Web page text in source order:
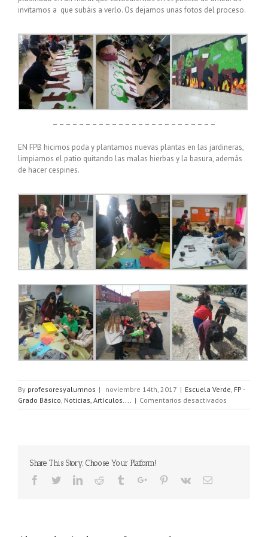
invitamos a que subáis a verlo. Os dejamos unas fotos del proceso.
– – – – – – – – – – – – – – – – – – – – – – – – –
EN FPB hicimos poda y plantamos nuevas plantas en las jardineras,
limpiamos el patio quitando las malas hierbas y la basura, además
de hacer cespines.
By profesoresyalumnos | noviembre 14th, 2017 | Escuela Verde, FP -
Grado Básico, Noticias, Artículos.... | Comentarios desactivados
JORNADA
Share This Story, Choose Your Platform!
Facebook
TwitterLinkedinReddit TumblrGoogle+Pinterest
Vk Email